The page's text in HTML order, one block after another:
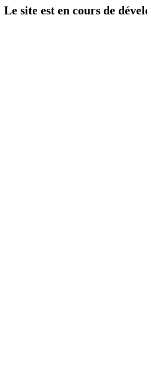
Le site est en cours de